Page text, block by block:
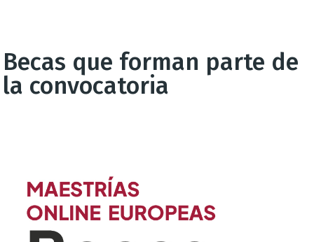
Becas que forman parte de
la convocatoria